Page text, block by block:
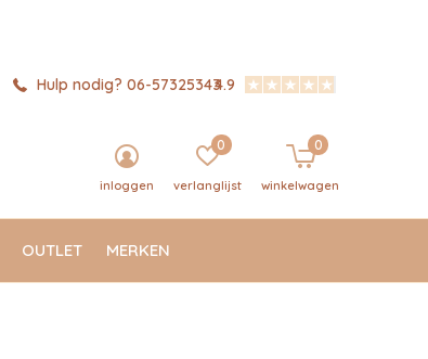
OUTLET MERKEN
inloggen verlanglijst
0
winkelwagen
0
Hulp nodig? 06-573253434.9